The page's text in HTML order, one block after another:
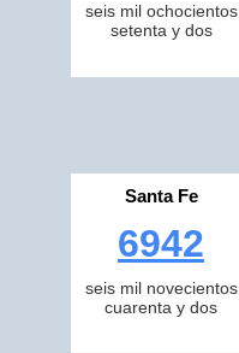
seis mil ochocientos
setenta y dos
Santa Fe
6942
seis mil novecientos
cuarenta y dos